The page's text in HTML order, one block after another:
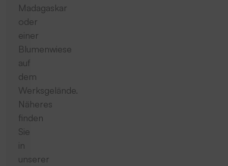
Madagaskar
oder
einer
Blumenwiese
auf
dem
Werksgelände.
Näheres
finden
Sie
in
unserer